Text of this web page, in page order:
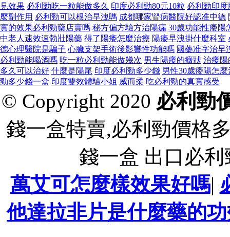
見效果 必利勁吃一粒能做多久 印度必利勁80元10粒 必利勁印度
麼副作用 必利勁可以根治早洩嗎 成都哪家腎病醫院好認准中德
實的效果必利勁藥店賣嗎 秘方偏方驗方治陽瘺 30歲功能性痿陽
中老人速效速勃壯陽藥 得了陽痿怎麼治療 陽痿早洩掛什麼科室
德心理醫院是騙子 心臟支架手術後影響性功能嗎 國藥准字治早
必利勁能喝酒嗎 吃一粒必利勁能做幾次 男生陽痿的癥狀 治痿陽
多久可以治好 什麼是陽尾 印度必利勁多少錢 男性30歲痿陽怎麼
勁多少錢一盒 印度雙效體驗小姐 威而柔 吃必利勁的真實感受
© Copyright 2020 必利勁
錢一盒特賣,必利勁價格
錢一盒 出口必
萬艾可怎麼樣效果好嗎|
他達拉非片是什麼藥的